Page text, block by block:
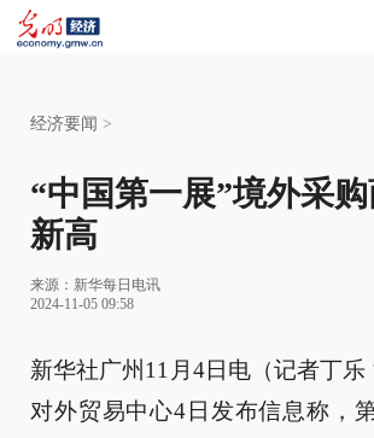
经济要闻 >
“中国第一展”境外采
新高
来源： 新华每日电讯
2024-11-05 09:58
新华社广州11月4日电（记者丁乐
对外贸易中心4日发布信息称，